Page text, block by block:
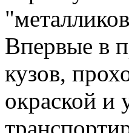
Впервые в
кузов,
окраской и